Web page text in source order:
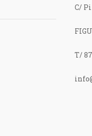
C/
T/